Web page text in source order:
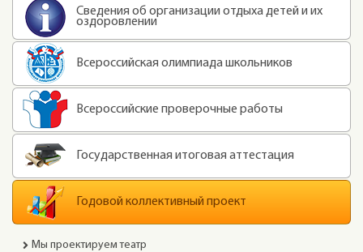
Сведения об организации отдыха детей и их
оздоровлении
Всероссийская олимпиада школьников
Всероссийские проверочные работы
Государственная итоговая аттестация
Годовой коллективный проект
Мы проектируем театр